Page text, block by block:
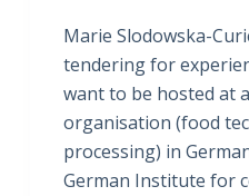
Marie Slodowska-
tendering for
want to be hosted at
organisation (food
processing) in
German Institute for